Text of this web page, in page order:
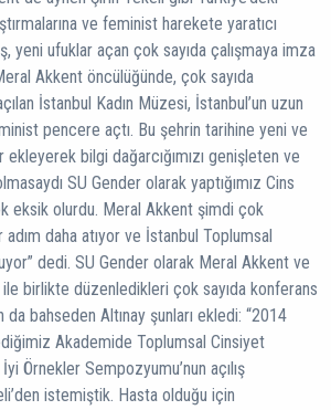
ve feminist harekete yaratıcı
yeni ufuklar açan çok sayıda çalışmaya imza
Akkent öncülüğünde, çok sayıda
İstanbul Kadın Müzesi, İstanbul’un uzun
pencere açtı. Bu şehrin tarihine yeni ve
bilgi dağarcığımızı genişleten ve
SU Gender olarak yaptığımız Cins
eksik olurdu. Meral Akkent şimdi çok
daha atıyor ve İstanbul Toplumsal
dedi. SU Gender olarak Meral Akkent ve
ile birlikte düzenledikleri çok sayıda konferans
da bahseden Altınay şunları ekledi: “2014
Akademide Toplumsal Cinsiyet
Örnekler Sempozyumu’nun açılış
istemiştik. Hasta olduğu için